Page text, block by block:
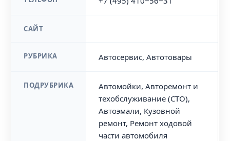
САЙТ
РУБРИКА Автосервис, Автотовары
ПОДРУБРИКА
Автомойки, Авторемонт и
техобслуживание (СТО),
Автоэмали, Кузовной
ремонт, Ремонт ходовой
части автомобиля